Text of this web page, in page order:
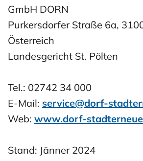
GmbH DORN
Purkersdorfer Straße 6a,
Österreich
Landesgericht St. Pölten
Tel.: 02742 34 000
E-Mail: service@dorf-
Web: www.dorf-
Stand: Jänner 2024